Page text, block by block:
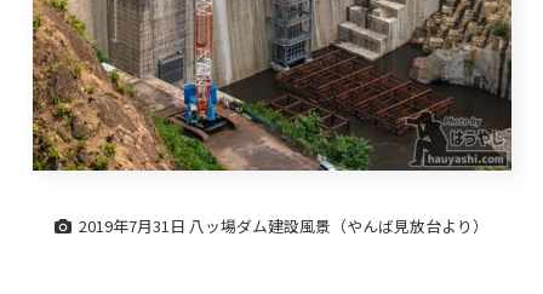
2019年7月31日 八ッ場ダム建設風景（やんば見放台より）